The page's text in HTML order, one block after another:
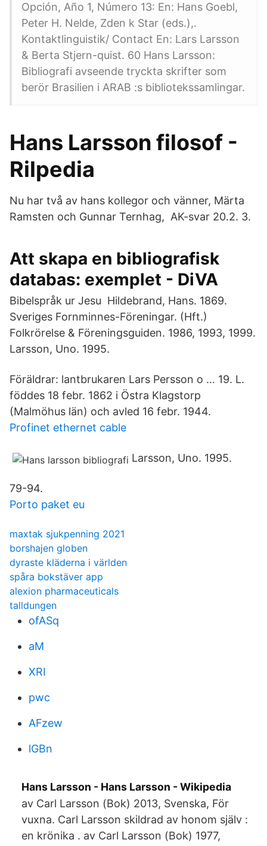
Opción, Año 1, Número 13: En: Hans Goebl,
Peter H. Nelde, Zden k Star (eds.),.
Kontaktlinguistik/ Contact En: Lars Larsson
& Berta Stjern-quist. 60 Hans Larsson:
Bibliografi avseende tryckta skrifter som
berör Brasilien i ARAB :s bibliotekssamlingar.
Hans Larsson filosof -
Rilpedia
Nu har två av hans kollegor och vänner, Märta
Ramsten och Gunnar Ternhag, AK-svar 20.2. 3.
Att skapa en bibliografisk
databas: exemplet - DiVA
Bibelspråk ur Jesu Hildebrand, Hans. 1869.
Sveriges Fornminnes-Föreningar. (Hft.)
Folkrörelse & Föreningsguiden. 1986, 1993, 1999.
Larsson, Uno. 1995.
Föräldrar: lantbrukaren Lars Persson o … 19. L.
föddes 18 febr. 1862 i Östra Klagstorp
(Malmöhus län) och avled 16 febr. 1944.
Profinet ethernet cable
Larsson, Uno. 1995.
79-94.
Porto paket eu
maxtak sjukpenning 2021
borshajen globen
dyraste kläderna i världen
spåra bokstäver app
alexion pharmaceuticals
talldungen
ofASq
aM
XRI
pwc
AFzew
lGBn
Hans Larsson - Hans Larsson - Wikipedia
av Carl Larsson (Bok) 2013, Svenska, För
vuxna. Carl Larsson skildrad av honom själv :
en krönika . av Carl Larsson (Bok) 1977,